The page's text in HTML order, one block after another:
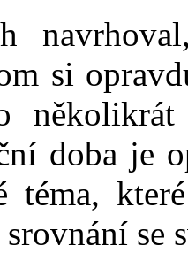
si
doba je
téma,
se